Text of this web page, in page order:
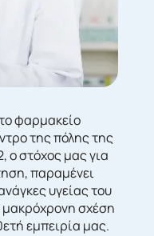
φαρμακείο
της πόλης της
ο στόχος μας για
παραμένει
υγείας του
μακρόχρονη σχέση
εμπειρία μας.